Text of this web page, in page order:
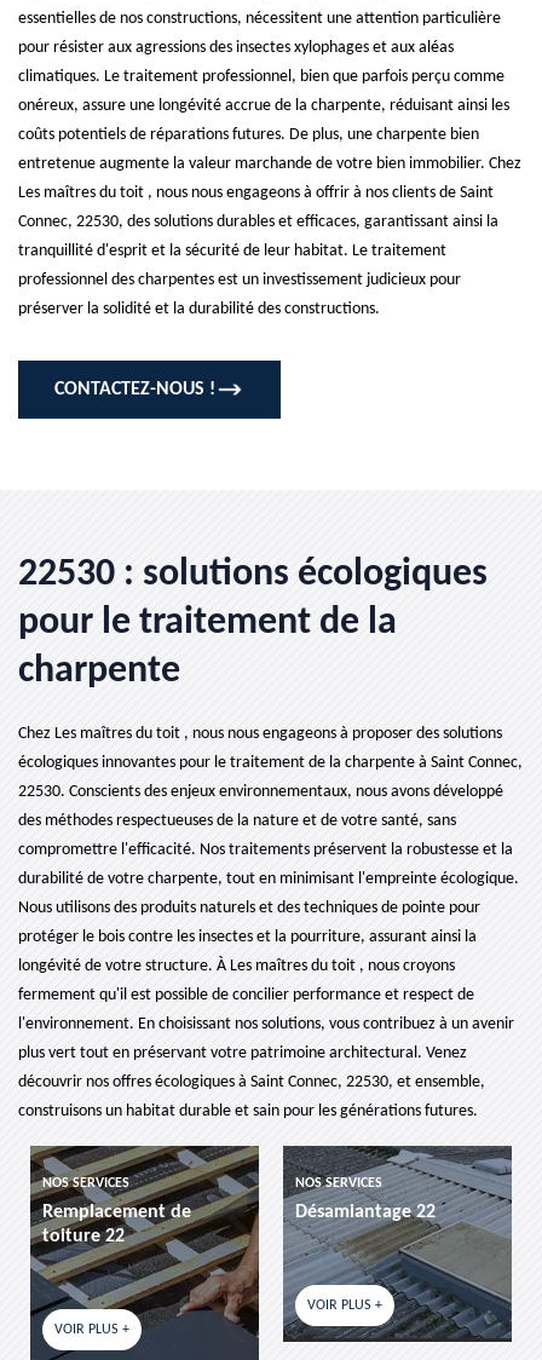
essentielles de nos constructions, nécessitent une attention particulière
pour résister aux agressions des insectes xylophages et aux aléas
climatiques. Le traitement professionnel, bien que parfois perçu comme
onéreux, assure une longévité accrue de la charpente, réduisant ainsi les
coûts potentiels de réparations futures. De plus, une charpente bien
entretenue augmente la valeur marchande de votre bien immobilier. Chez
Les maîtres du toit , nous nous engageons à offrir à nos clients de Saint
Connec, 22530, des solutions durables et efficaces, garantissant ainsi la
tranquillité d'esprit et la sécurité de leur habitat. Le traitement
professionnel des charpentes est un investissement judicieux pour
préserver la solidité et la durabilité des constructions.
CONTACTEZ-NOUS !
22530 : solutions écologiques
pour le traitement de la
charpente
Chez Les maîtres du toit , nous nous engageons à proposer des solutions
écologiques innovantes pour le traitement de la charpente à Saint Connec,
22530. Conscients des enjeux environnementaux, nous avons développé
des méthodes respectueuses de la nature et de votre santé, sans
compromettre l'efficacité. Nos traitements préservent la robustesse et la
durabilité de votre charpente, tout en minimisant l'empreinte écologique.
Nous utilisons des produits naturels et des techniques de pointe pour
protéger le bois contre les insectes et la pourriture, assurant ainsi la
longévité de votre structure. À Les maîtres du toit , nous croyons
fermement qu'il est possible de concilier performance et respect de
l'environnement. En choisissant nos solutions, vous contribuez à un avenir
plus vert tout en préservant votre patrimoine architectural. Venez
découvrir nos offres écologiques à Saint Connec, 22530, et ensemble,
construisons un habitat durable et sain pour les générations futures.
NOS SERVICES
Désamiantage 22
VOIR PLUS +
NOS SERVICES
etancheite de toiture 22
VOIR PLUS +